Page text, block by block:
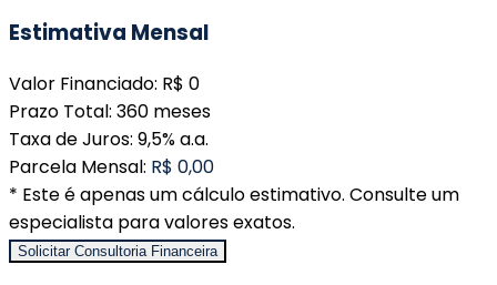
Estimativa Mensal
Valor Financiado: R$ 0
Prazo Total: 360 meses
Taxa de Juros: 9,5% a.a.
Parcela Mensal: R$ 0,00
* Este é apenas um cálculo estimativo. Consulte um
especialista para valores exatos.
Solicitar Consultoria Financeira